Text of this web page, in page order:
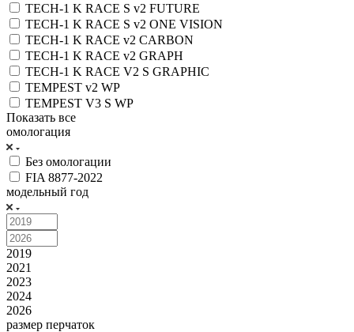
TECH-1 K RACE S v2 FUTURE
TECH-1 K RACE S v2 ONE VISION
TECH-1 K RACE v2 CARBON
TECH-1 K RACE v2 GRAPH
TECH-1 K RACE V2 S GRAPHIC
TEMPEST v2 WP
TEMPEST V3 S WP
Показать все
омологация
Без омологации
FIA 8877-2022
модельный год
2019
2021
2023
2024
2026
размер перчаток